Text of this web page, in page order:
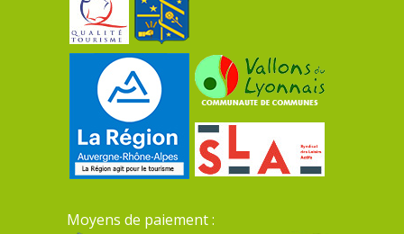
Moyens de paiement :